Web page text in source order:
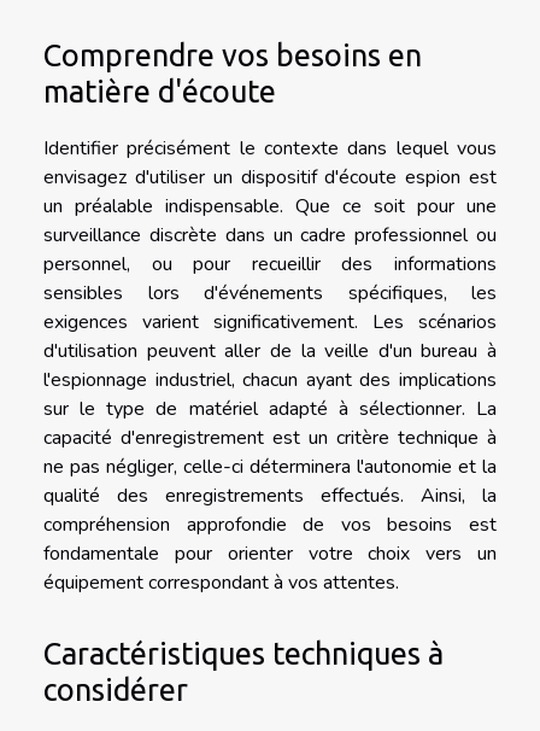
Comprendre vos besoins en
matière d'écoute
Identifier précisément le contexte dans lequel vous
envisagez d'utiliser un dispositif d'écoute espion est
un préalable indispensable. Que ce soit pour une
surveillance discrète dans un cadre professionnel ou
personnel, ou pour recueillir des informations
sensibles lors d'événements spécifiques, les
exigences varient significativement. Les scénarios
d'utilisation peuvent aller de la veille d'un bureau à
l'espionnage industriel, chacun ayant des implications
sur le type de matériel adapté à sélectionner. La
capacité d'enregistrement est un critère technique à
ne pas négliger, celle-ci déterminera l'autonomie et la
qualité des enregistrements effectués. Ainsi, la
compréhension approfondie de vos besoins est
fondamentale pour orienter votre choix vers un
équipement correspondant à vos attentes.
Caractéristiques techniques à
considérer